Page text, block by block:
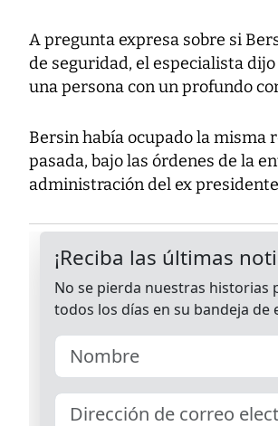
A pregunta expresa sobre si
de seguridad, el especialista
una persona con un profundo
Bersin había ocupado la misma
pasada, bajo las órdenes de la
administración del ex